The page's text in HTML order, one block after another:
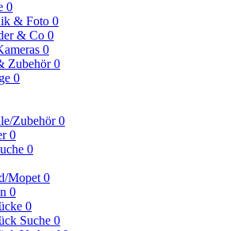
0
& Foto 0
& Co 0
0
Zubehör0
0
Zubehör0
0
0
Mopet 0
0
0
Suche 0